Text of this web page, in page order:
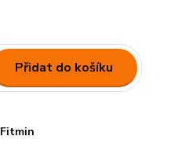
Přidat do košíku
Fitmin